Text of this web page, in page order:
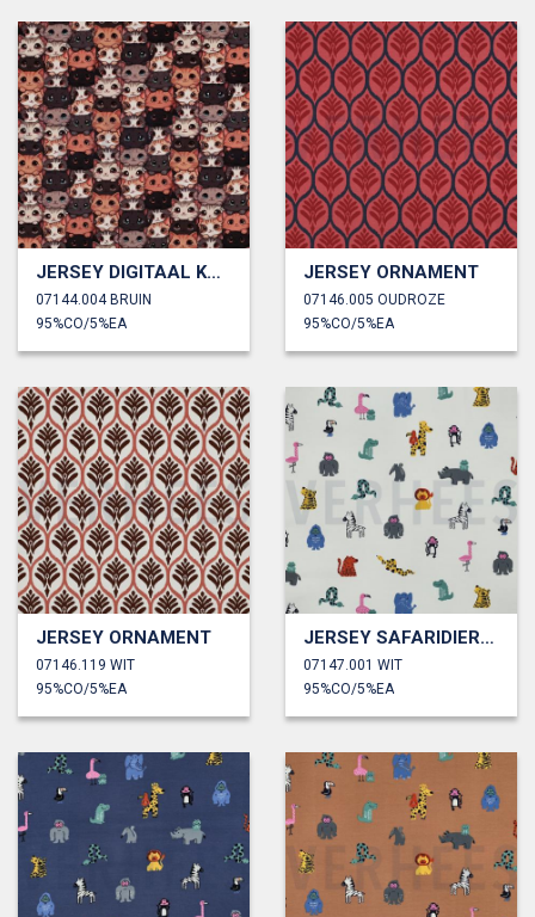
JERSEY DIGITAAL KATTEN
07144.004 BRUIN
95%CO/5%EA
JERSEY ORNAMENT
07146.005 OUDROZE
95%CO/5%EA
JERSEY ORNAMENT
07146.119 WIT
95%CO/5%EA
JERSEY SAFARIDIEREN
07147.001 WIT
95%CO/5%EA